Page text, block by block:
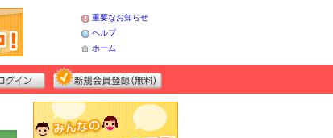
重要なお知らせ
ヘルプ
ホーム